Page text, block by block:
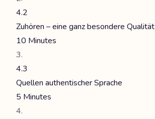
4.2
Zuhören – eine ganz besondere Qualität
10 Minutes
4.3
Quellen authentischer Sprache
5 Minutes